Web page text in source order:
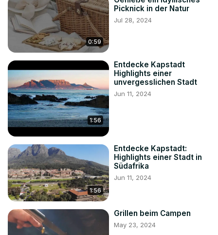
0:59
Picknick in der Natur
Jul 28, 2024
1:56
Entdecke Kapstadt
Highlights einer
unvergesslichen Stadt
Jun 11, 2024
1:56
Entdecke Kapstadt:
Highlights einer Stadt in
Südafrika
Jun 11, 2024
Grillen beim Campen
May 23, 2024